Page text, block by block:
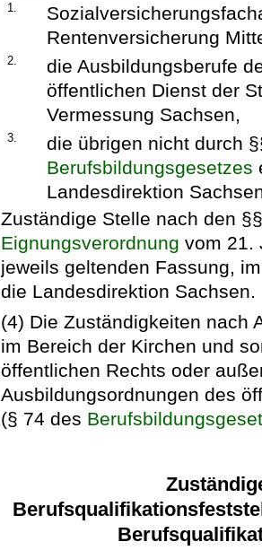
1.
Rentenversicherung
2.
die Ausbildungsberufe
öffentlichen Dienst der
Vermessung Sachsen,
3.
die übrigen nicht durch
Berufsbildungsgesetzes
Landesdirektion
Zuständige Stelle nach den
Eignungsverordnung vom 21.
jeweils geltenden Fassung,
die Landesdirektion Sachsen.
(4) Die Zuständigkeiten nach
im Bereich der Kirchen und
öffentlichen Rechts oder
Ausbildungsordnungen des
(§ 74 des